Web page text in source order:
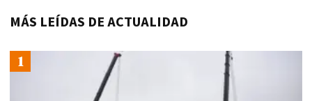
MÁS LEÍDAS DE ACTUALIDAD